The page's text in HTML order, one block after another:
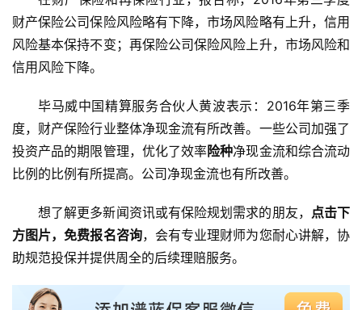
财产保险公司保险风险略有下降，市场风险略有上升，信用
风险基本保持不变；再保险公司保险风险上升，市场风险和
信用风险下降。
毕马威中国精算服务合伙人黄波表示：2016年第三季
度，财产保险行业整体净现金流有所改善。一些公司加强了
投资产品的期限管理，优化了效率险种净现金流和综合流动
比例的比例有所提高。公司净现金流也有所改善。
想了解更多新闻资讯或有保险规划需求的朋友， 点击下
方图片，免费报名咨询，会有专业理财师为您耐心讲解，协
助规范投保并提供周全的后续理赔服务。